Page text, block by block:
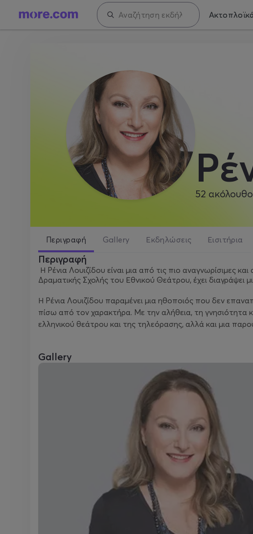
52
Περιγραφή Gallery Εκδηλώσεις Εισιτήρια
Περιγραφή
Η Ρένια Λουιζίδου είναι μια από τις πιο αναγνωρίσιμες
Δραματικής Σχολής του Εθνικού Θεάτρου, έχει διαγράψει
Η Ρένια Λουιζίδου παραμένει μια ηθοποιός που δεν
πίσω από τον χαρακτήρα. Με την αλήθεια, τη γνησιότητα
ελληνικού θεάτρου και της τηλεόρασης, αλλά και μια
Gallery